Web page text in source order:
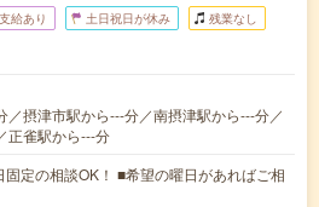
給あり 土日祝日が休み 残業なし
／摂津市駅から---分／南摂津駅から---分／
正雀駅から---分
定の相談OK！ ■希望の曜日があればご相